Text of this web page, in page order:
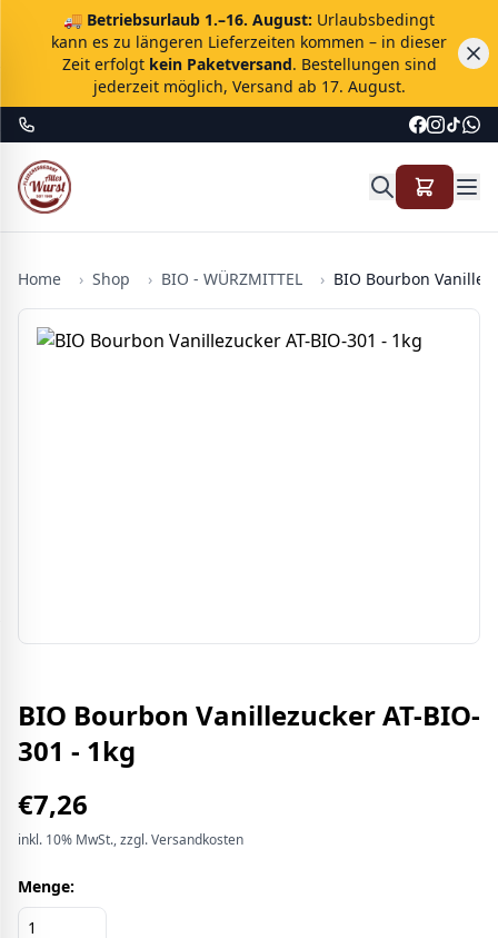
🚚 Betriebsurlaub 1.–16. August: Urlaubsbedingt
kann es zu längeren Lieferzeiten kommen – in dieser
Zeit erfolgt kein Paketversand. Bestellungen sind
jederzeit möglich, Versand ab 17. August.
Home › Shop › BIO - WÜRZMITTEL › BIO Bourbon
BIO Bourbon Vanillezucker AT-BIO-
301 - 1kg
€7,26
inkl. 10% MwSt., zzgl. Versandkosten
Menge: